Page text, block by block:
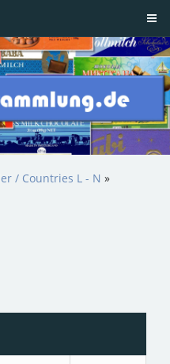
/ Countries L - N »